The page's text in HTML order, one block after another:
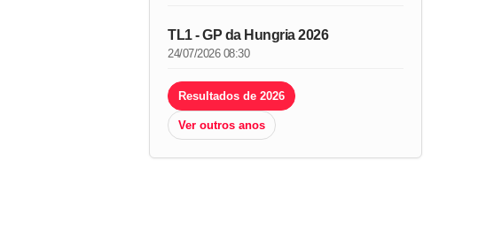
TL1 - GP da Hungria 2026
24/07/2026 08:30
Resultados de 2026
Ver outros anos